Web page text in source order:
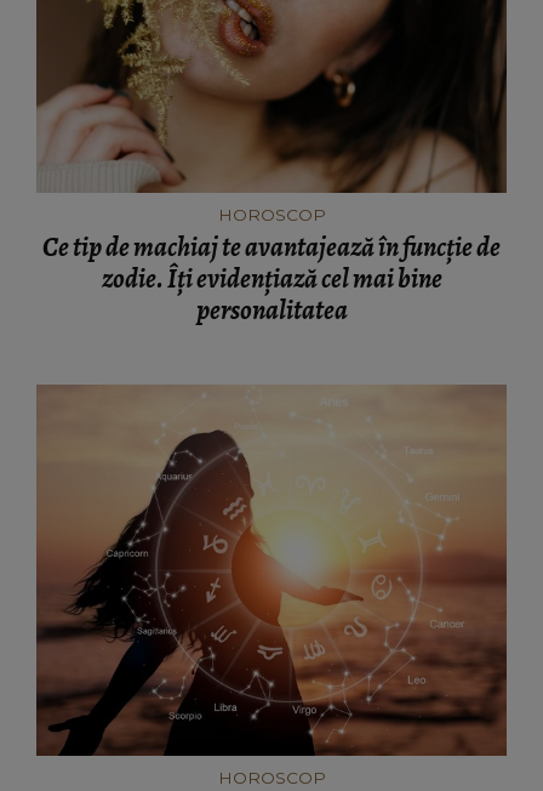
HOROSCOP
Ce tip de machiaj te avantajează în funcție de
zodie. Îți evidențiază cel mai bine
personalitatea
HOROSCOP